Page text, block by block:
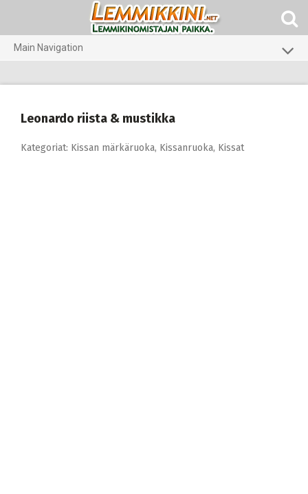
Main Navigation
Pieneläimet
Leonardo riista & mustikka
Kategoriat: Kissan märkäruoka, Kissanruoka, Kissat